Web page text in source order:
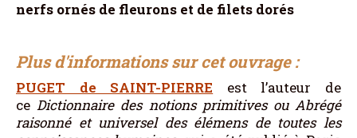
nerfs ornés de fleurons et de filets dorés
Plus d'informations sur cet ouvrage :
PUGET de SAINT-PIERRE est l’auteur de
ceDictionnaire des notions primitives ou Abrégé
raisonné et universel des élémens de toutes les